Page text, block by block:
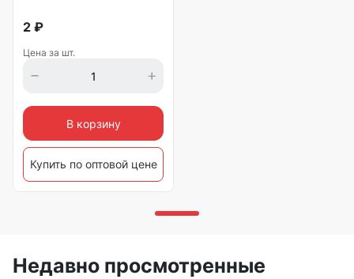
2 ₽
Цена за шт.
В корзину
Купить по оптовой цене
Недавно просмотренные